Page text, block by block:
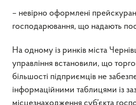
– невірно оформлені
господарювання, що надають
На одному із ринків міста
управління встановили, що
більшості підприємців не
інформаційними таблицями із